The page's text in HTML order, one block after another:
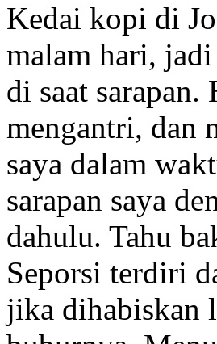
Kedai kopi di
malam hari,
di saat
mengantri, dan
saya dalam
sarapan saya
dahulu. Tahu
Seporsi terdiri
jika dihabiskan